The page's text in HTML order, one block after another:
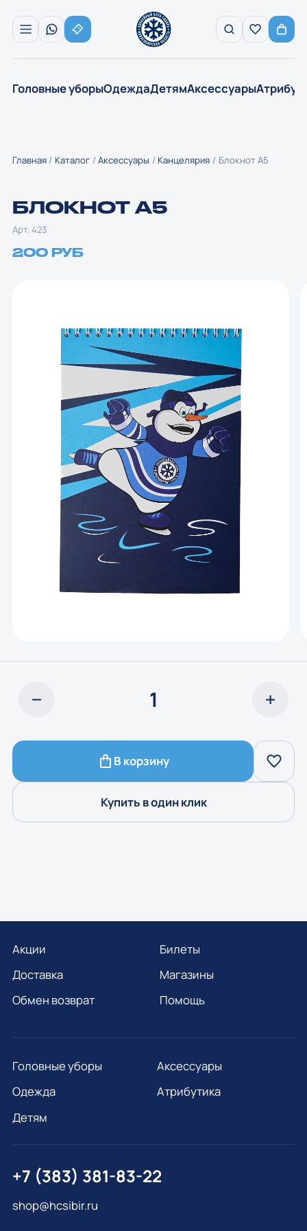
Головные уборыОдеждаДетямАксессуары
Главная Каталог Аксессуары Канцелярия Блокнот А5
БЛОКНОТ А5
Арт. 423
200 РУБ
В корзину
Купить в один клик
Акции
Доставка
Обмен возврат
Билеты
Магазины
Помощь
Головные уборы
Одежда
Детям
Аксессуары
Атрибутика
+7 (383) 381-83-22
shop@hcsibir.ru